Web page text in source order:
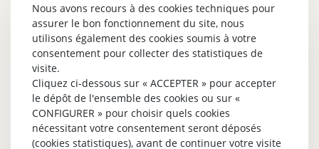
Nous avons recours à des cookies techniques pour
assurer le bon fonctionnement du site, nous
utilisons également des cookies soumis à votre
consentement pour collecter des statistiques de
visite.
Cliquez ci-dessous sur « ACCEPTER » pour accepter
le dépôt de l'ensemble des cookies ou sur «
CONFIGURER » pour choisir quels cookies
nécessitant votre consentement seront déposés
(cookies statistiques), avant de continuer votre visite